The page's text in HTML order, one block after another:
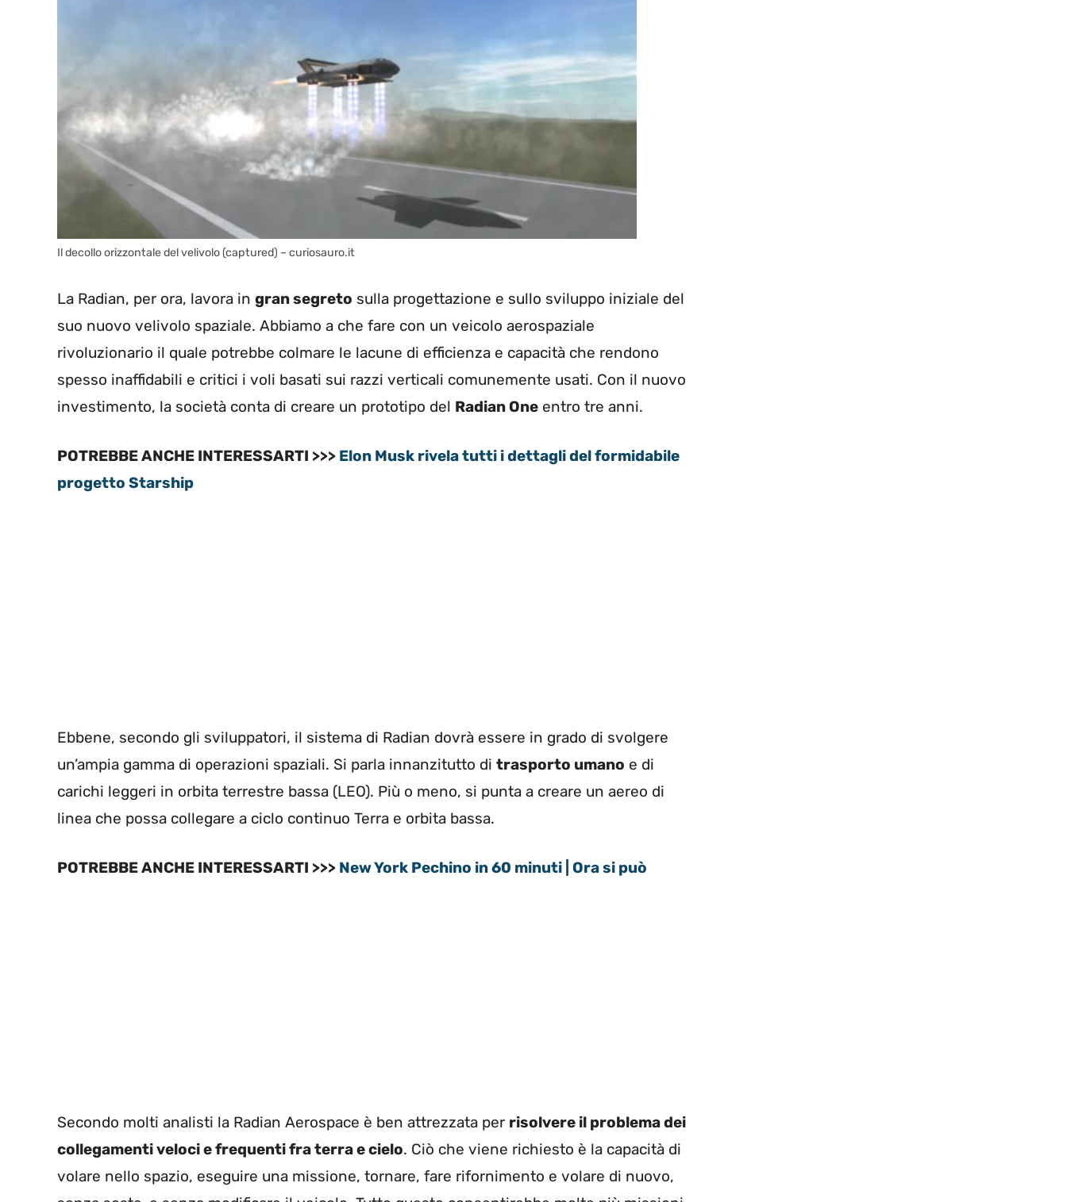
Il decollo orizzontale del velivolo (captured) – curiosauro.it
La Radian, per ora, lavora in gran segreto sulla progettazione e sullo sviluppo iniziale del
suo nuovo velivolo spaziale. Abbiamo a che fare con un veicolo aerospaziale
rivoluzionario il quale potrebbe colmare le lacune di efficienza e capacità che rendono
spesso inaffidabili e critici i voli basati sui razzi verticali comunemente usati. Con il nuovo
investimento, la società conta di creare un prototipo del Radian One entro tre anni.
POTREBBE ANCHE INTERESSARTI >>> Elon Musk rivela tutti i dettagli del formidabile
progetto Starship
Ebbene, secondo gli sviluppatori, il sistema di Radian dovrà essere in grado di svolgere
un’ampia gamma di operazioni spaziali. Si parla innanzitutto di trasporto umano e di
carichi leggeri in orbita terrestre bassa (LEO). Più o meno, si punta a creare un aereo di
linea che possa collegare a ciclo continuo Terra e orbita bassa.
POTREBBE ANCHE INTERESSARTI >>> New York Pechino in 60 minuti | Ora si può
Secondo molti analisti la Radian Aerospace è ben attrezzata per risolvere il problema dei
collegamenti veloci e frequenti fra terra e cielo. Ciò che viene richiesto è la capacità di
volare nello spazio, eseguire una missione, tornare, fare rifornimento e volare di nuovo,